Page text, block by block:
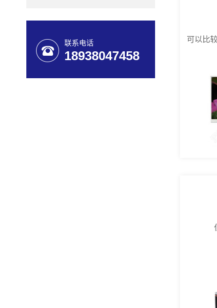
联系电话
18938047458
可以比